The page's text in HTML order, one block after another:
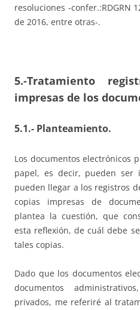
resoluciones -confer.:RDGRN
de 2016, entre otras-.
5.-Tratamiento
impresas de los
5.1.- Planteamiento.
Los documentos electrónicos
papel, es decir, pueden
pueden llegar a los registros
copias impresas de
plantea la cuestión, que
esta reflexión, de cuál debe
tales copias.
Dado que los documentos
documentos
privados, me referiré al